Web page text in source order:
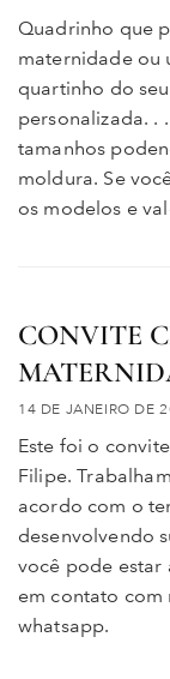
Quadrinho que
maternidade ou
quartinho do
personalizada. .
tamanhos
moldura. Se
os modelos e
CONVITE
14 DE JANEIRO DE
Este foi o
Filipe.
acordo com o
desenvolvendo
você pode estar
em contato com
whatsapp.